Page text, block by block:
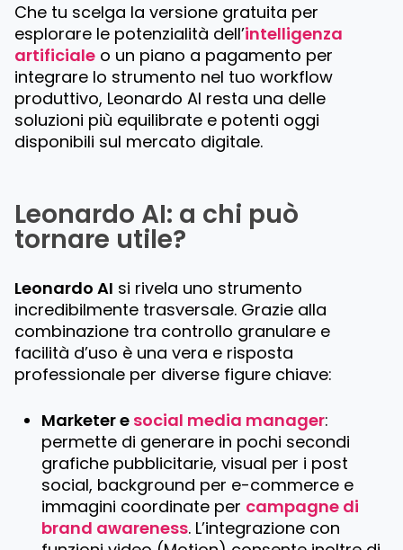
Che tu scelga la versione gratuita per
esplorare le potenzialità dell’intelligenza
artificiale o un piano a pagamento per
integrare lo strumento nel tuo workflow
produttivo, Leonardo AI resta una delle
soluzioni più equilibrate e potenti oggi
disponibili sul mercato digitale.
Leonardo AI: a chi può
tornare utile?
Leonardo AI si rivela uno strumento
incredibilmente trasversale. Grazie alla
combinazione tra controllo granulare e
facilità d’uso è una vera e risposta
professionale per diverse figure chiave:
Marketer e social media manager:
permette di generare in pochi secondi
grafiche pubblicitarie, visual per i post
social, background per e-commerce e
immagini coordinate per campagne di
brand awareness. L’integrazione con